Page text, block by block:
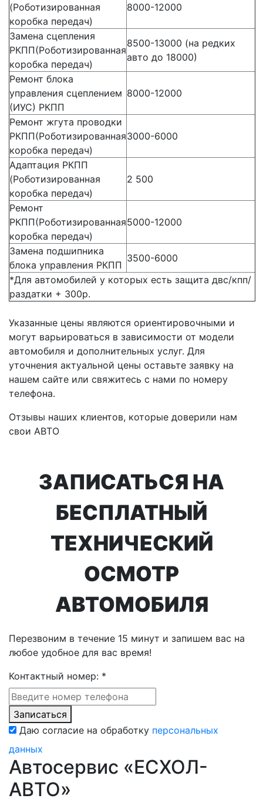
(Роботизированная
коробка передач)
8000-12000
Замена сцепления
РКПП(Роботизированная
коробка передач)
8500-13000 (на редких
авто до 18000)
Ремонт блока
управления сцеплением
(ИУС) РКПП
8000-12000
Ремонт жгута проводки
РКПП(Роботизированная
коробка передач)
3000-6000
Адаптация РКПП
(Роботизированная
коробка передач)
2 500
Ремонт
РКПП(Роботизированная
коробка передач)
5000-12000
Замена подшипника
блока управления РКПП
3500-6000
*Для автомобилей у которых есть защита двс/кпп/
раздатки + 300р.
Указанные цены являются ориентировочными и
могут варьироваться в зависимости от модели
автомобиля и дополнительных услуг. Для
уточнения актуальной цены оставьте заявку на
нашем сайте или свяжитесь с нами по номеру
телефона.
Отзывы наших клиентов, которые доверили нам
свои АВТО
ЗАПИСАТЬСЯ НА
БЕСПЛАТНЫЙ
ТЕХНИЧЕСКИЙ
ОСМОТР
АВТОМОБИЛЯ
Перезвоним в течение 15 минут и запишем вас на
любое удобное для вас время!
Контактный номер: *
Записаться
Даю согласие на обработку персональных
данных
Автосервис «ЕСХОЛ-
АВТО»